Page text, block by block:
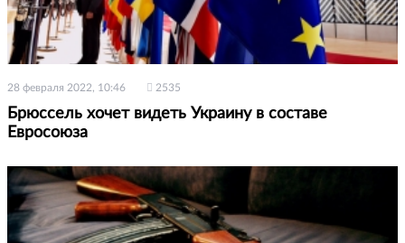
28 февраля 2022, 10:46 2535
Брюссель хочет видеть Украину в составе
Евросоюза